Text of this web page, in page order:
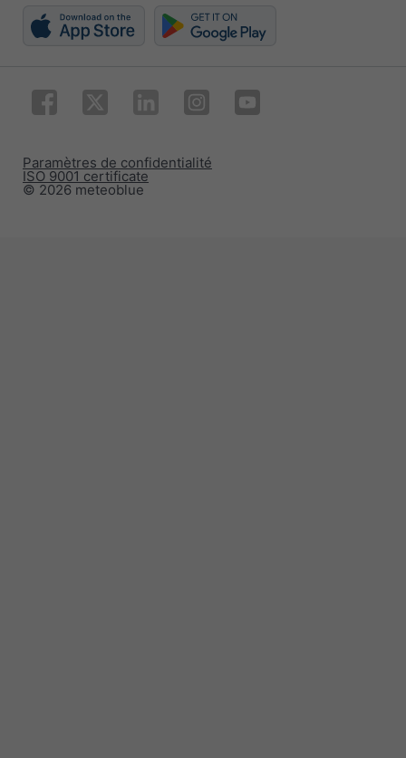
© 2026 meteoblue
ISO 9001 certificate
Paramètres de confidentialité